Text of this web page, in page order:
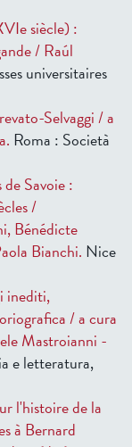
siècle) :
/ Raúl
universitaires
Selvaggi / a
Roma : Società
Savoie :
/
Bénédicte
Bianchi. Nice
inediti,
/ a cura
Mastroianni -
e letteratura,
l'histoire de la
à Bernard